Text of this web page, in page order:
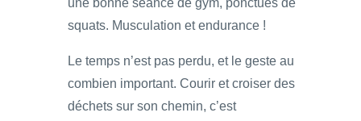
une bonne séance de gym, ponctués de
squats. Musculation et endurance !
Le temps n’est pas perdu, et le geste au
combien important. Courir et croiser des
déchets sur son chemin, c’est